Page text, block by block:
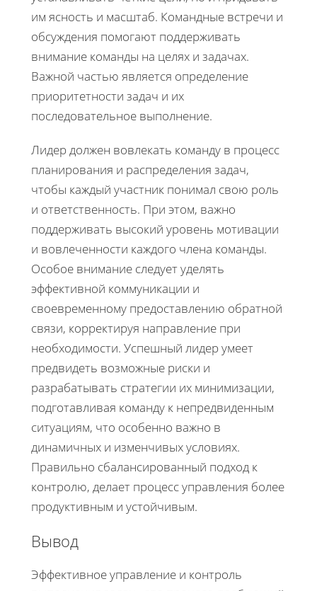
им ясность и масштаб. Командные встречи и
обсуждения помогают поддерживать
внимание команды на целях и задачах.
Важной частью является определение
приоритетности задач и их
последовательное выполнение.
Лидер должен вовлекать команду в процесс
планирования и распределения задач,
чтобы каждый участник понимал свою роль
и ответственность. При этом, важно
поддерживать высокий уровень мотивации
и вовлеченности каждого члена команды.
Особое внимание следует уделять
эффективной коммуникации и
своевременному предоставлению обратной
связи, корректируя направление при
необходимости. Успешный лидер умеет
предвидеть возможные риски и
разрабатывать стратегии их минимизации,
подготавливая команду к непредвиденным
ситуациям, что особенно важно в
динамичных и изменчивых условиях.
Правильно сбалансированный подход к
контролю, делает процесс управления более
продуктивным и устойчивым.
Вывод
Эффективное управление и контроль